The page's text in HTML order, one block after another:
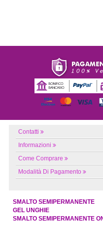
Contatti
Informazioni
Come Comprare
Modalità Di Pagamento
SMALTO SEMIPERMANENTE
GEL UNGHIE
SMALTO SEMIPERMANENTE